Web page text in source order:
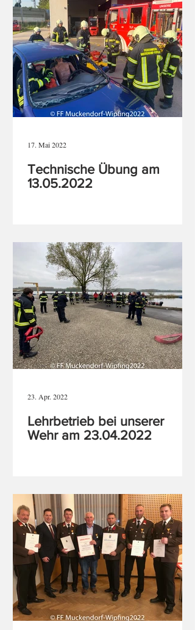
Technische Übung am
13.05.2022
17. Mai 2022
Lehrbetrieb bei unserer
Wehr am 23.04.2022
23. Apr. 2022